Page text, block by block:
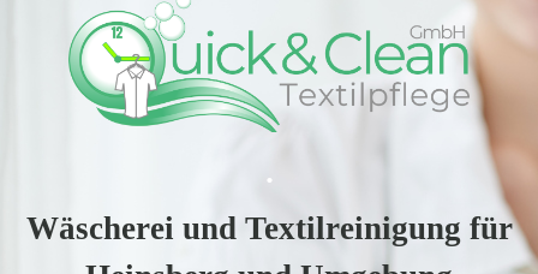
.
Wäscherei und Textilreinigung für